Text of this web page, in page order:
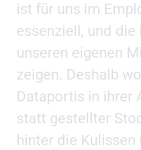
ist für uns im
essenziell, und
unseren eigenen
zeigen. Deshalb
Dataportis in ihrer
statt gestellter
hinter die Kulissen